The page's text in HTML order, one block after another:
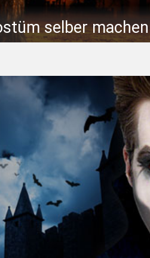
selber machen